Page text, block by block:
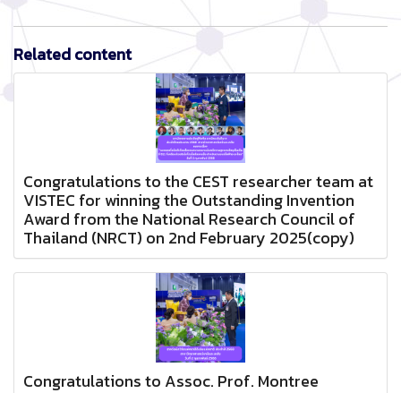
Related content
Congratulations to the CEST researcher team at
VISTEC for winning the Outstanding Invention
Award from the National Research Council of
Thailand (NRCT) on 2nd February 2025(copy)
Congratulations to Assoc. Prof. Montree